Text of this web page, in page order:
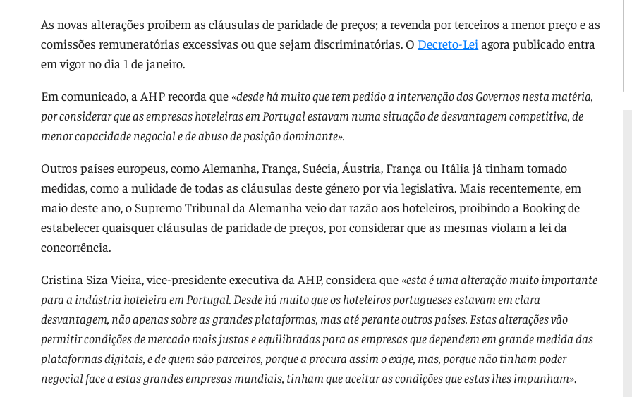
As novas alterações proíbem as cláusulas de paridade de preços; a revenda por terceiros a menor preço e as
comissões remuneratórias excessivas ou que sejam discriminatórias. O Decreto-Lei agora publicado entra
em vigor no dia 1 de janeiro.
Em comunicado, a AHP recorda que «desde há muito que tem pedido a intervenção dos Governos nesta matéria,
por considerar que as empresas hoteleiras em Portugal estavam numa situação de desvantagem competitiva, de
menor capacidade negocial e de abuso de posição dominante».
Outros países europeus, como Alemanha, França, Suécia, Áustria, França ou Itália já tinham tomado
medidas, como a nulidade de todas as cláusulas deste género por via legislativa. Mais recentemente, em
maio deste ano, o Supremo Tribunal da Alemanha veio dar razão aos hoteleiros, proibindo a Booking de
estabelecer quaisquer cláusulas de paridade de preços, por considerar que as mesmas violam a lei da
concorrência.
Cristina Siza Vieira, vice-presidente executiva da AHP, considera que «esta é uma alteração muito importante
para a indústria hoteleira em Portugal. Desde há muito que os hoteleiros portugueses estavam em clara
desvantagem, não apenas sobre as grandes plataformas, mas até perante outros países. Estas alterações vão
permitir condições de mercado mais justas e equilibradas para as empresas que dependem em grande medida das
plataformas digitais, e de quem são parceiros, porque a procura assim o exige, mas, porque não tinham poder
negocial face a estas grandes empresas mundiais, tinham que aceitar as condições que estas lhes impunham»